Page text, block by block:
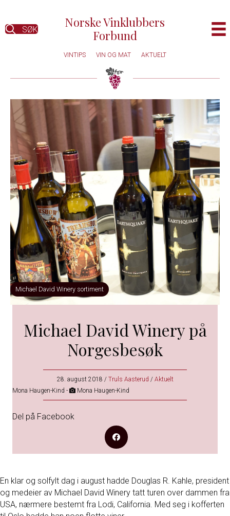
SØK
Norske Vinklubbers
Forbund
VINTIPS VIN OG MAT AKTUELT
Michael David Winery sortiment
Michael David Winery på
Norgesbesøk
28. august 2018 / Truls Aasterud / Aktuelt
Mona Haugen-Kind -
Mona Haugen-Kind
Del på Facebook
En klar og solfylt dag i august hadde Douglas R. Kahle, president
og medeier av Michael David Winery tatt turen over dammen fra
USA, nærmere bestemt fra Lodi, California. Med seg i kofferten